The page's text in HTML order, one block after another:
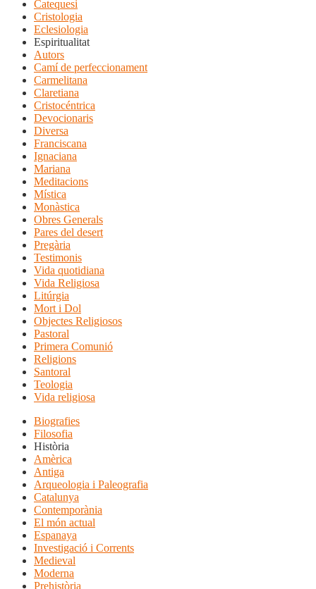
Catequesi
Cristologia
Eclesiologia
Espiritualitat
Autors
Camí de perfeccionament
Carmelitana
Claretiana
Cristocéntrica
Devocionaris
Diversa
Franciscana
Ignaciana
Mariana
Meditacions
Mística
Monàstica
Obres Generals
Pares del desert
Pregària
Testimonis
Vida quotidiana
Vida Religiosa
Litúrgia
Mort i Dol
Objectes Religiosos
Pastoral
Primera Comunió
Religions
Santoral
Teologia
Vida religiosa
Biografies
Filosofia
Història
Amèrica
Antiga
Arqueologia i Paleografia
Catalunya
Contemporània
El món actual
Espanaya
Investigació i Corrents
Medieval
Moderna
Prehistòria